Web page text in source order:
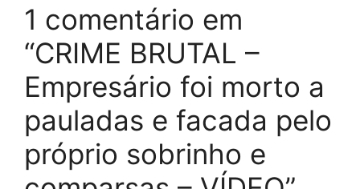
1 comentário em
“CRIME BRUTAL –
Empresário foi morto a
pauladas e facada pelo
próprio sobrinho e